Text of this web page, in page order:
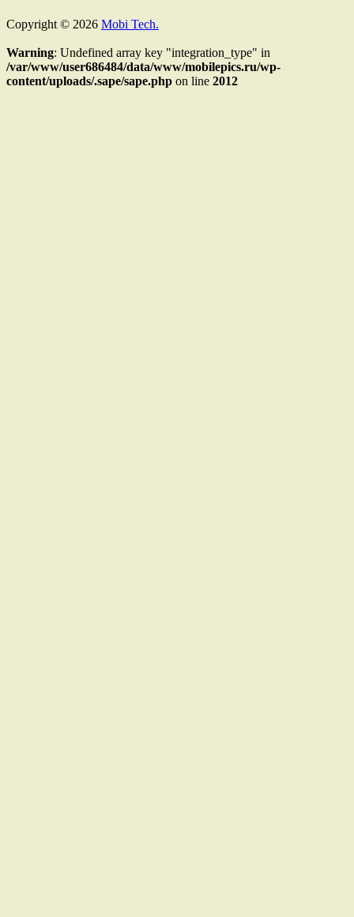
Copyright © 2026 Mobi Tech.
Warning: Undefined array key "integration_type" in
/var/www/user686484/data/www/mobilepics.ru/wp-
content/uploads/.sape/sape.php on line 2012